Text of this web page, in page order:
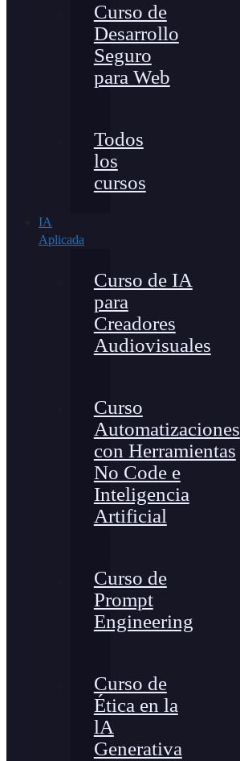
Curso de
Desarrollo
Seguro
para Web
Todos
los
cursos
IA
Aplicada
Curso de IA
para
Creadores
Audiovisuales
Curso
Automatizaciones
con Herramientas
No Code e
Inteligencia
Artificial
Curso de
Prompt
Engineering
Curso de
Ética en la
lA
Generativa